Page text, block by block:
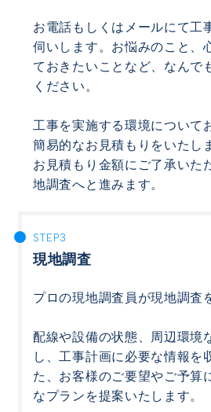
お電話もしくはメールにて工
伺いします。お悩みのこと、
ておきたいことなど、なんで
ください。
工事を実施する環境について
簡易的なお見積もりをいたし
お見積もり金額にご了承いた
地調査へと進みます。
現地調査
プロの現地調査員が現地調査
配線や設備の状態、周辺環境
し、工事計画に必要な情報を
た、お客様のご要望やご予算
なプランを提案いたします。